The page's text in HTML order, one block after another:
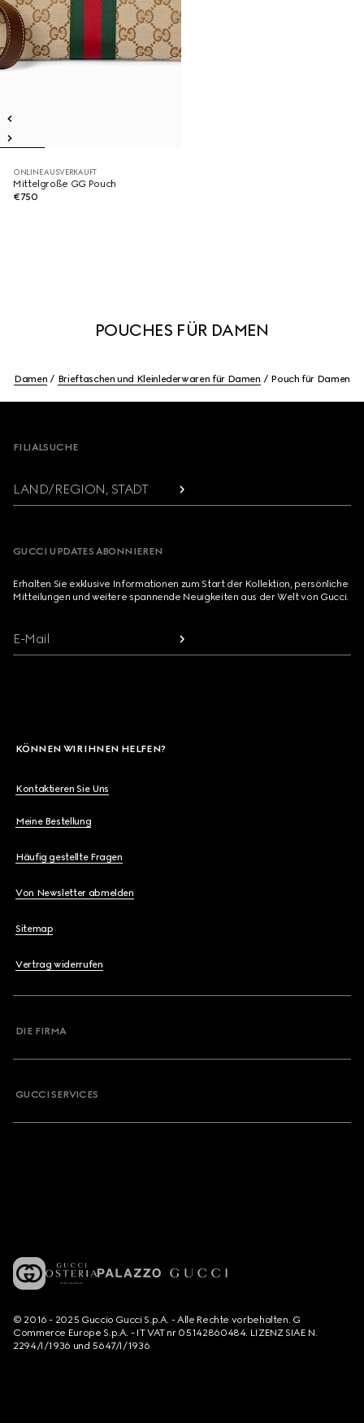
ONLINE AUSVERKAUFT
Mittelgroße GG Pouch
€750
POUCHES FÜR DAMEN
Damen Brieftaschen und Kleinlederwaren für Damen Pouch für Damen
FILIALSUCHE
LAND/REGION, STADT
GUCCI UPDATES ABONNIEREN
Erhalten Sie exklusive Informationen zum Start der Kollektion, persönliche
Mitteilungen und weitere spannende Neuigkeiten aus der Welt von Gucci.
E-Mail
KÖNNEN WIR IHNEN HELFEN?
Kontaktieren Sie Uns
Meine Bestellung
Häufig gestellte Fragen
Von Newsletter abmelden
Sitemap
Vertrag widerrufen
DIE FIRMA
GUCCI SERVICES
© 2016 - 2025 Guccio Gucci S.p.A. - Alle Rechte vorbehalten. G
Commerce Europe S.p.A. - IT VAT nr 05142860484. LIZENZ SIAE N.
2294/I/1936 und 5647/I/1936